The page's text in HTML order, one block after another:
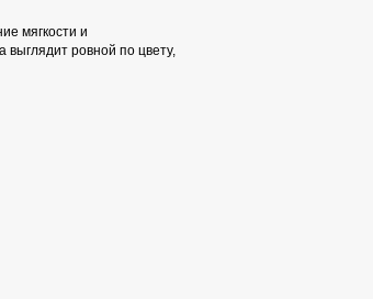
мягкости и
ровной по цвету,